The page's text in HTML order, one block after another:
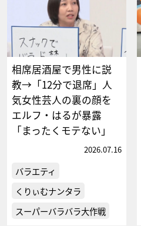
相席居酒屋で男性に説
教→「12分で退席」人
気女性芸人の裏の顔を
エルフ・はるが暴露
「まったくモテない」
2026.07.16
バラエティ
くりぃむナンタラ
スーパーバラバラ大作戦